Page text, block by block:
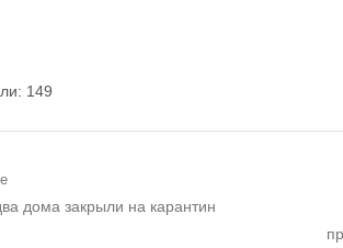
149
по записям
пост:
дома закрыли на карантин